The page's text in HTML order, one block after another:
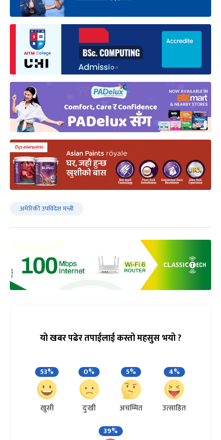
अमेरिकी उपविदेश मन्त्री
यो खबर पढेर तपाईलाई कस्तो महसुस भयो ?
53%
खुसी
0%
दुःखी
5%
अचम्मित
4%
उत्साहित
39%